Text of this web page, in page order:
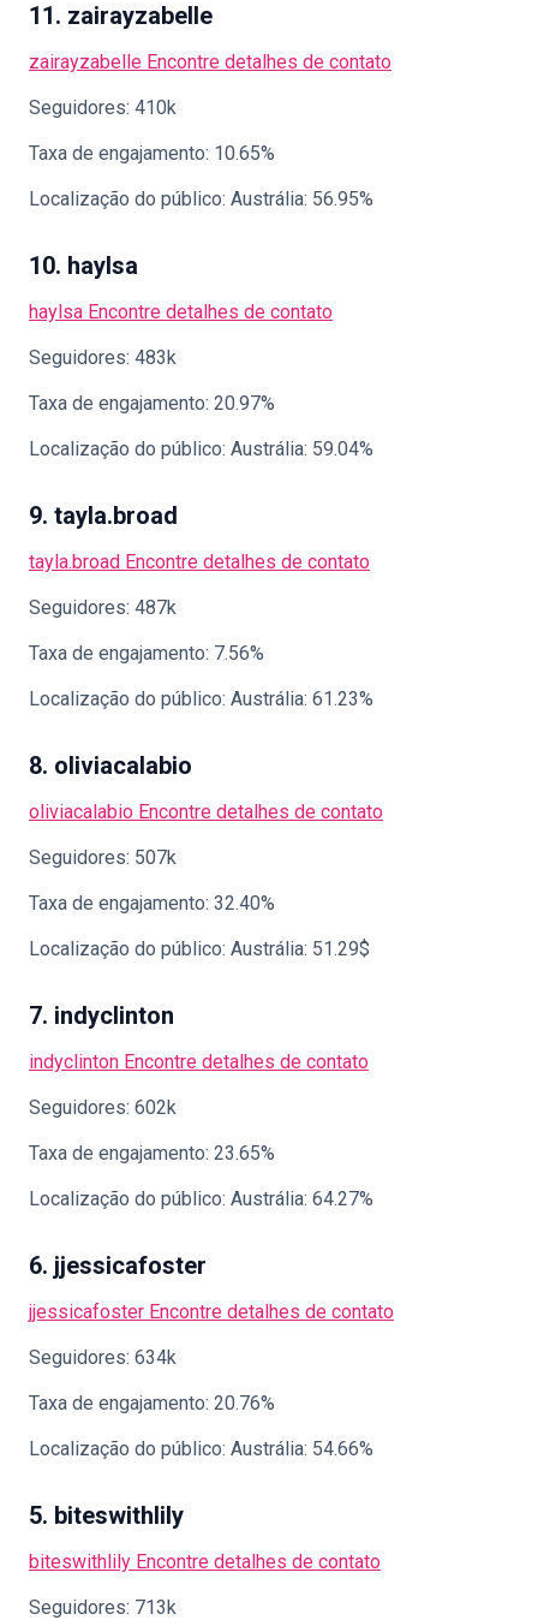
11. zairayzabelle
zairayzabelle Encontre detalhes de contato
Seguidores: 410k
Taxa de engajamento: 10.65%
Localização do público: Austrália: 56.95%
10. haylsa
haylsa Encontre detalhes de contato
Seguidores: 483k
Taxa de engajamento: 20.97%
Localização do público: Austrália: 59.04%
9. tayla.broad
tayla.broad Encontre detalhes de contato
Seguidores: 487k
Taxa de engajamento: 7.56%
Localização do público: Austrália: 61.23%
8. oliviacalabio
oliviacalabio Encontre detalhes de contato
Seguidores: 507k
Taxa de engajamento: 32.40%
Localização do público: Austrália: 51.29$
7. indyclinton
indyclinton Encontre detalhes de contato
Seguidores: 602k
Taxa de engajamento: 23.65%
Localização do público: Austrália: 64.27%
6. jjessicafoster
jjessicafoster Encontre detalhes de contato
Seguidores: 634k
Taxa de engajamento: 20.76%
Localização do público: Austrália: 54.66%
5. biteswithlily
biteswithlily Encontre detalhes de contato
Seguidores: 713k